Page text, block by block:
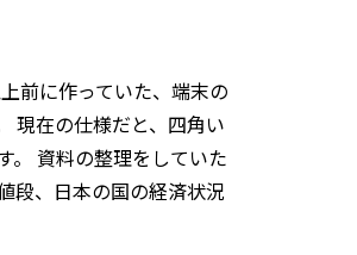
前に作っていた、端末の
現在の仕様だと、四角い
。 資料の整理をしていた
段、日本の国の経済状況